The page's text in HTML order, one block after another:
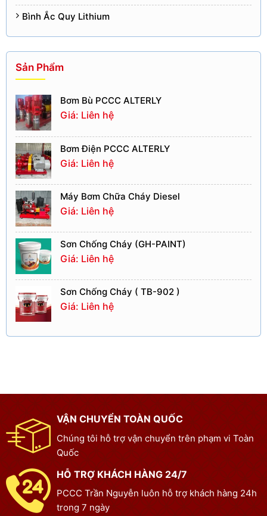
Bình Ắc Quy Lithium
Sản Phẩm
Bơm Bù PCCC ALTERLY
Giá: Liên hệ
Bơm Điện PCCC ALTERLY
Giá: Liên hệ
Máy Bơm Chữa Cháy Diesel
Giá: Liên hệ
Sơn Chống Cháy (GH-PAINT)
Giá: Liên hệ
Sơn Chống Cháy ( TB-902 )
Giá: Liên hệ
VẬN CHUYỂN TOÀN QUỐC
Chúng tôi hỗ trợ vận chuyển trên phạm vi Toàn
Quốc
HỖ TRỢ KHÁCH HÀNG 24/7
PCCC Trần Nguyễn luôn hỗ trợ khách hàng 24h
trong 7 ngày